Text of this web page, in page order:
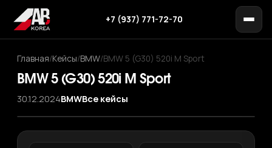
+7 (937) 771-72-70
Главная/Кейсы/BMW/BMW 5 (G30) 520i M Sport
BMW 5 (G30) 520i M Sport
30.12.2024BMWВсе кейсы
‹
›
1/ 12